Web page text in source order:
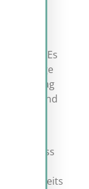
und
“Es
unzählige
jeden Tag
sind
IP-
her, dass
Simon
es bereits